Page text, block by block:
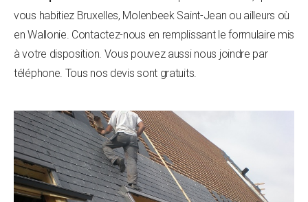
vous habitiez Bruxelles, Molenbeek Saint-Jean ou ailleurs où
en Wallonie. Contactez-nous en remplissant le formulaire mis
à votre disposition. Vous pouvez aussi nous joindre par
téléphone. Tous nos devis sont gratuits.